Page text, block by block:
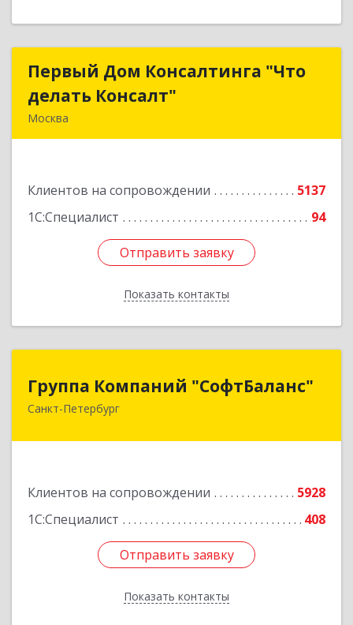
Первый Дом Консалтинга "Что
делать Консалт"
Москва
Клиентов на сопровождении
5137
1С:Специалист
94
Отправить заявку
Показать контакты
Первый Дом Консалтинга "Что
Отправить заявку
Назад
Группа Компаний "СофтБаланс"
Санкт-Петербург
Клиентов на сопровождении
5928
1С:Специалист
408
Отправить заявку
Показать контакты
Группа Компаний "СофтБаланс"
195112, Санкт-Петербург г, Заневский пр-кт,
Отправить заявку
Назад